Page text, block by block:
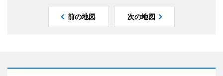
前の地図 次の地図